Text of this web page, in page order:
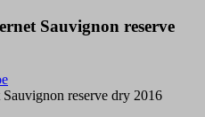
Sauvignon reserve